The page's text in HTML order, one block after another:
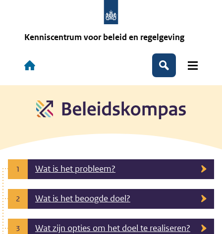
Kenniscentrum voor beleid en regelgeving
Hoofdnavigatie
Zoeken
1 Wat is het probleem?
2 Wat is het beoogde doel?
3 Wat zijn opties om het doel te realiseren?